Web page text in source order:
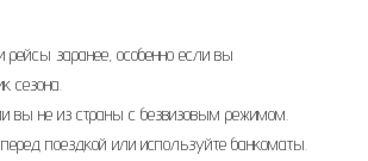
рейсы заранее, особенно если вы
сезона.
вы не из страны с безвизовым режимом.
поездкой или используйте банкоматы.